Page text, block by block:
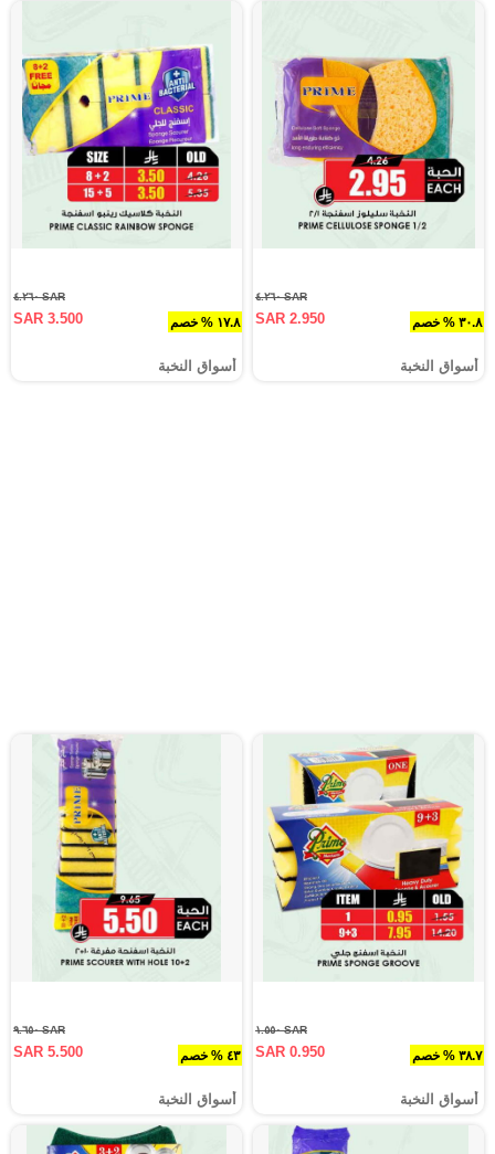
٣٠.٨ % خصم
SAR ٤.٢٦٠
SAR 2.950
أسواق النخبة
١٧.٨ % خصم
SAR ٤.٢٦٠
SAR 3.500
أسواق النخبة
٣٨.٧ % خصم
SAR ١.٥٥٠
SAR 0.950
أسواق النخبة
٤٣ % خصم
SAR ٩.٦٥٠
SAR 5.500
أسواق النخبة